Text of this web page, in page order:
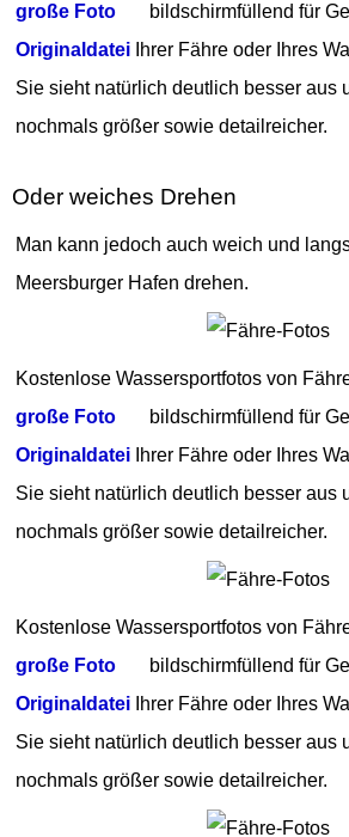
große Foto
bildschirmfüllend für
Originaldatei Ihrer Fähre oder Ihres
Sie sieht natürlich deutlich besser aus
nochmals größer sowie detailreicher.
Oder weiches Drehen
Man kann jedoch auch weich und
Meersburger Hafen drehen.
Kostenlose Wassersportfotos von
große Foto
bildschirmfüllend für
Originaldatei Ihrer Fähre oder Ihres
Sie sieht natürlich deutlich besser aus
nochmals größer sowie detailreicher.
Kostenlose Wassersportfotos von
große Foto
bildschirmfüllend für
Originaldatei Ihrer Fähre oder Ihres
Sie sieht natürlich deutlich besser aus
nochmals größer sowie detailreicher.